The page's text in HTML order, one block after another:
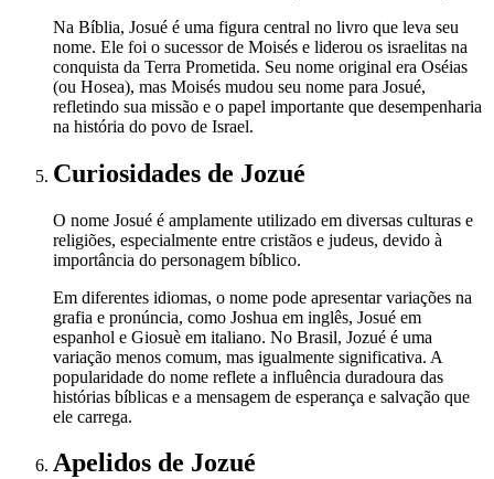
Na Bíblia, Josué é uma figura central no livro que leva seu
nome. Ele foi o sucessor de Moisés e liderou os israelitas na
conquista da Terra Prometida. Seu nome original era Oséias
(ou Hosea), mas Moisés mudou seu nome para Josué,
refletindo sua missão e o papel importante que desempenharia
na história do povo de Israel.
Curiosidades de Jozué
O nome Josué é amplamente utilizado em diversas culturas e
religiões, especialmente entre cristãos e judeus, devido à
importância do personagem bíblico.
Em diferentes idiomas, o nome pode apresentar variações na
grafia e pronúncia, como Joshua em inglês, Josué em
espanhol e Giosuè em italiano. No Brasil, Jozué é uma
variação menos comum, mas igualmente significativa. A
popularidade do nome reflete a influência duradoura das
histórias bíblicas e a mensagem de esperança e salvação que
ele carrega.
Apelidos de Jozué